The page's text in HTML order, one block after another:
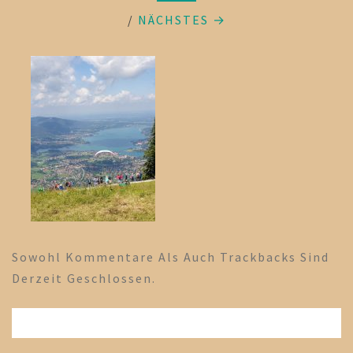
/ NÄCHSTES →
Sowohl Kommentare Als Auch Trackbacks Sind
Derzeit Geschlossen.